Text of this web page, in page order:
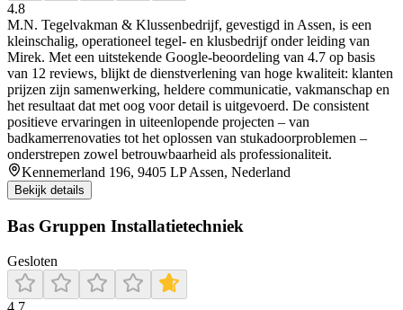
4.8
M.N. Tegelvakman & Klussenbedrijf, gevestigd in Assen, is een
kleinschalig, operationeel tegel- en klusbedrijf onder leiding van
Mirek. Met een uitstekende Google-beoordeling van 4.7 op basis
van 12 reviews, blijkt de dienstverlening van hoge kwaliteit: klanten
prijzen zijn samenwerking, heldere communicatie, vakmanschap en
het resultaat dat met oog voor detail is uitgevoerd. De consistent
positieve ervaringen in uiteenlopende projecten – van
badkamerrenovaties tot het oplossen van stukadoorproblemen –
onderstrepen zowel betrouwbaarheid als professionaliteit.
Kennemerland 196, 9405 LP Assen, Nederland
Bekijk details
Bas Gruppen Installatietechniek
Gesloten
4.7